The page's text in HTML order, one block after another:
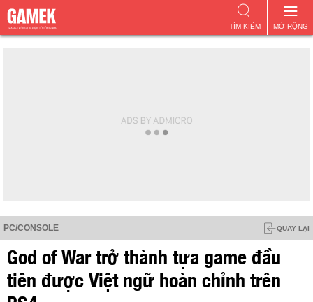
MỞ RỘNG
TÌM KIẾM
PC/CONSOLE QUAY LẠI
God of War trở thành tựa game đầu
tiên được Việt ngữ hoàn chỉnh trên